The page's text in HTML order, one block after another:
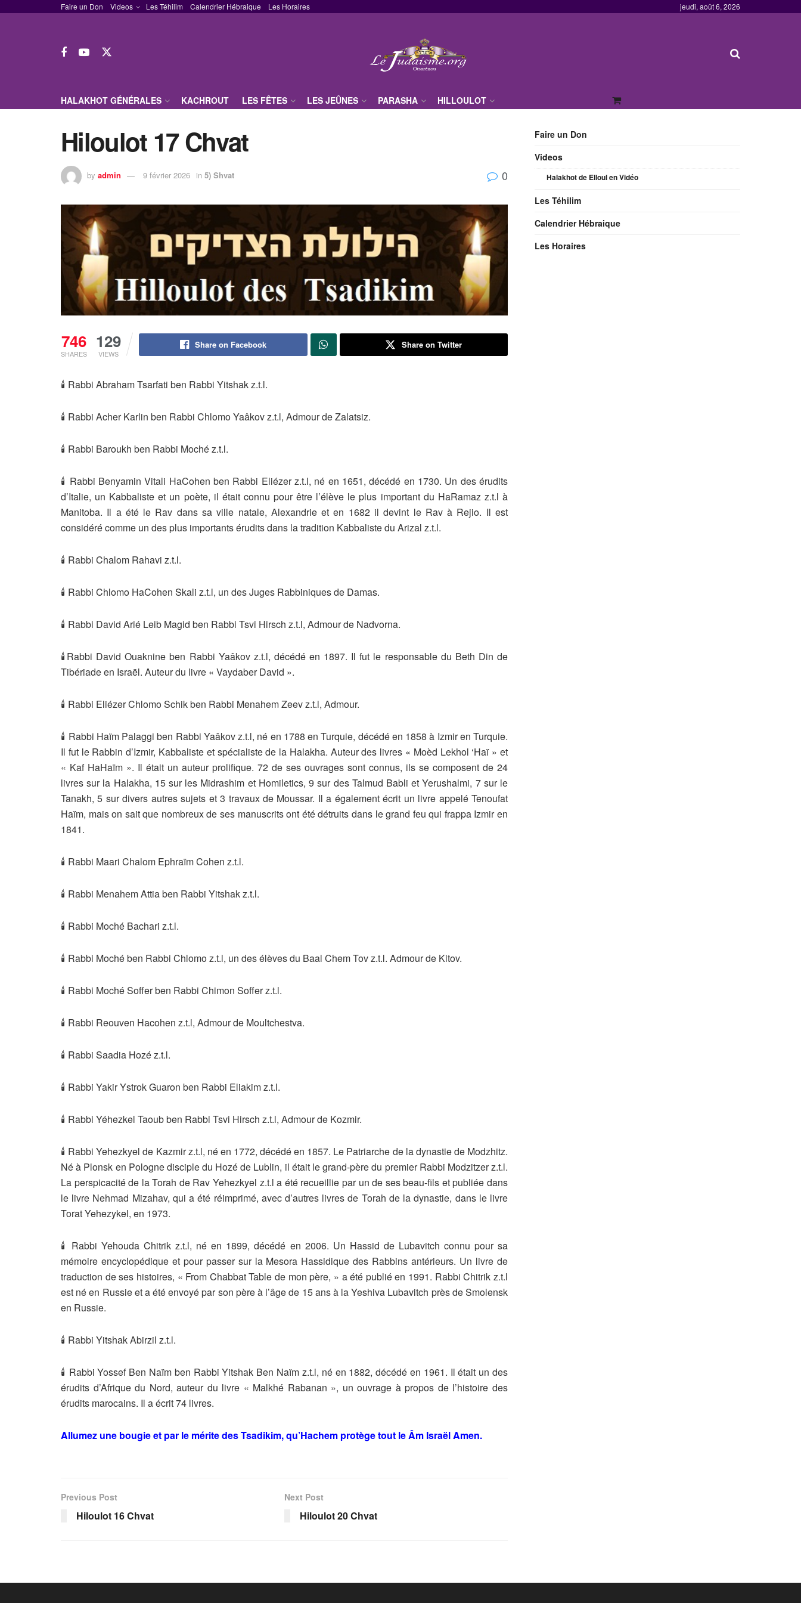
Faire un Don Videos Les Téhilim Calendrier Hébraique Les Horaires jeudi, août 6, 2026
HALAKHOT GÉNÉRALES KACHROUT LES FÊTES LES JEÛNES PARASHA HILLOULOT
Hiloulot 17 Chvat
by admin 9 février 2026 in 5) Shvat 0
746
SHARES
129
VIEWS
Share on Facebook Share on Twitter
🕯 Rabbi Abraham Tsarfati ben Rabbi Yitshak z.t.l.
🕯 Rabbi Acher Karlin ben Rabbi Chlomo Yaâkov z.t.l, Admour de Zalatsiz.
🕯 Rabbi Baroukh ben Rabbi Moché z.t.l.
🕯 Rabbi Benyamin Vitali HaCohen ben Rabbi Eliézer z.t.l, né en 1651, décédé en 1730. Un des érudits
d’Italie, un Kabbaliste et un poète, il était connu pour être l’élève le plus important du HaRamaz z.t.l à
Manitoba. Il a été le Rav dans sa ville natale, Alexandrie et en 1682 il devint le Rav à Rejio. Il est
considéré comme un des plus importants érudits dans la tradition Kabbaliste du Arizal z.t.l.
🕯 Rabbi Chalom Rahavi z.t.l.
🕯 Rabbi Chlomo HaCohen Skali z.t.l, un des Juges Rabbiniques de Damas.
🕯 Rabbi David Arié Leib Magid ben Rabbi Tsvi Hirsch z.t.l, Admour de Nadvorna.
🕯Rabbi David Ouaknine ben Rabbi Yaâkov z.t.l, décédé en 1897. Il fut le responsable du Beth Din de
Tibériade en Israël. Auteur du livre « Vaydaber David ».
🕯 Rabbi Eliézer Chlomo Schik ben Rabbi Menahem Zeev z.t.l, Admour.
🕯 Rabbi Haïm Palaggi ben Rabbi Yaâkov z.t.l, né en 1788 en Turquie, décédé en 1858 à Izmir en Turquie.
Il fut le Rabbin d’Izmir, Kabbaliste et spécialiste de la Halakha. Auteur des livres « Moèd Lekhol ‘Haï » et
« Kaf HaHaïm ». Il était un auteur prolifique. 72 de ses ouvrages sont connus, ils se composent de 24
livres sur la Halakha, 15 sur les Midrashim et Homiletics, 9 sur des Talmud Babli et Yerushalmi, 7 sur le
Tanakh, 5 sur divers autres sujets et 3 travaux de Moussar. Il a également écrit un livre appelé Tenoufat
Haïm, mais on sait que nombreux de ses manuscrits ont été détruits dans le grand feu qui frappa Izmir en
1841.
🕯 Rabbi Maari Chalom Ephraïm Cohen z.t.l.
🕯 Rabbi Menahem Attia ben Rabbi Yitshak z.t.l.
🕯 Rabbi Moché Bachari z.t.l.
🕯 Rabbi Moché ben Rabbi Chlomo z.t.l, un des élèves du Baal Chem Tov z.t.l. Admour de Kitov.
🕯 Rabbi Moché Soffer ben Rabbi Chimon Soffer z.t.l.
🕯 Rabbi Reouven Hacohen z.t.l, Admour de Moultchestva.
🕯 Rabbi Saadia Hozé z.t.l.
🕯 Rabbi Yakir Ystrok Guaron ben Rabbi Eliakim z.t.l.
🕯 Rabbi Yéhezkel Taoub ben Rabbi Tsvi Hirsch z.t.l, Admour de Kozmir.
🕯 Rabbi Yehezkyel de Kazmir z.t.l, né en 1772, décédé en 1857. Le Patriarche de la dynastie de Modzhitz.
Né à Plonsk en Pologne disciple du Hozé de Lublin, il était le grand-père du premier Rabbi Modzitzer z.t.l.
La perspicacité de la Torah de Rav Yehezkyel z.t.l a été recueillie par un de ses beau-fils et publiée dans
le livre Nehmad Mizahav, qui a été réimprimé, avec d’autres livres de Torah de la dynastie, dans le livre
Torat Yehezykel, en 1973.
🕯 Rabbi Yehouda Chitrik z.t.l, né en 1899, décédé en 2006. Un Hassid de Lubavitch connu pour sa
mémoire encyclopédique et pour passer sur la Mesora Hassidique des Rabbins antérieurs. Un livre de
traduction de ses histoires, « From Chabbat Table de mon père, » a été publié en 1991. Rabbi Chitrik z.t.l
est né en Russie et a été envoyé par son père à l’âge de 15 ans à la Yeshiva Lubavitch près de Smolensk
en Russie.
🕯 Rabbi Yitshak Abirzil z.t.l.
🕯 Rabbi Yossef Ben Naïm ben Rabbi Yitshak Ben Naïm z.t.l, né en 1882, décédé en 1961. Il était un des
érudits d’Afrique du Nord, auteur du livre « Malkhé Rabanan », un ouvrage à propos de l’histoire des
érudits marocains. Il a écrit 74 livres.
Allumez une bougie et par le mérite des Tsadikim, qu’Hachem protège tout le Âm Israël Amen.
Previous Post
Hiloulot 16 Chvat
Next Post
Hiloulot 20 Chvat
Faire un Don
Videos
Halakhot de Elloul en Vidéo
Les Téhilim
Calendrier Hébraique
Les Horaires